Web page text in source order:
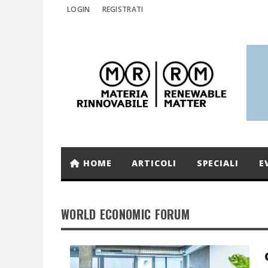
LOGIN REGISTRATI
HOME ARTICOLI SPECIALI
WORLD ECONOMIC FORUM